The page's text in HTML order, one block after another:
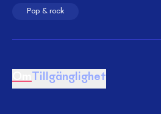
Pop & rock
Tillgänglighet